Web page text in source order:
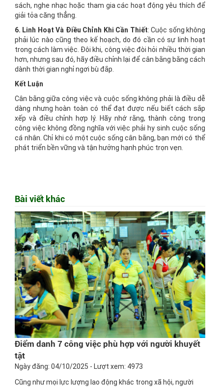
sách, nghe nhạc hoặc tham gia các hoạt động yêu thích để
giải tỏa căng thẳng.
6. Linh Hoạt Và Điều Chỉnh Khi Cần Thiết: Cuộc sống không
phải lúc nào cũng theo kế hoạch, do đó cần có sự linh hoạt
trong cách làm việc. Đôi khi, công việc đòi hỏi nhiều thời gian
hơn, nhưng sau đó, hãy điều chỉnh lại để cân bằng bằng cách
dành thời gian nghỉ ngơi bù đắp.
Kết Luận
Cân bằng giữa công việc và cuộc sống không phải là điều dễ
dàng nhưng hoàn toàn có thể đạt được nếu biết cách sắp
xếp và điều chỉnh hợp lý. Hãy nhớ rằng, thành công trong
công việc không đồng nghĩa với việc phải hy sinh cuộc sống
cá nhân. Chỉ khi có một cuộc sống cân bằng, bạn mới có thể
phát triển bền vững và tận hưởng hạnh phúc trọn vẹn.
Bài viết khác
Điểm danh 7 công việc phù hợp với người khuyết
tật
Ngày đăng: 04/10/2025 - Lượt xem: 4973
Cũng như mọi lực lượng lao động khác trong xã hội, người